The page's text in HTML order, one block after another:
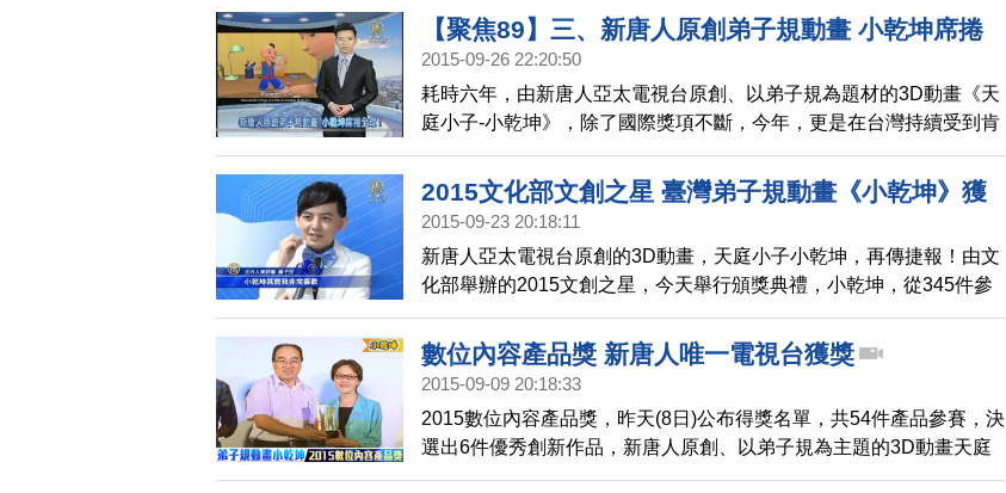
TV內部意外傳出消息，由於財務問題，將裁掉整個節目部，打算關掉
udn TV。儘管聯合報社長項國寧，向外界澄清，沒有要關掉udn TV，
業者獨大的現象，與惡劣的媒體發展環境。
【聚焦89】三、新唐人原創弟子規動畫 小乾坤席捲
全球！
2015-09-26 22:20:50
耗時六年，由新唐人亞太電視台原創、以弟子規為題材的3D動畫《天
庭小子-小乾坤》，除了國際獎項不斷，今年，更是在台灣持續受到肯
定，潛移默化的深刻內涵，連大朋友都感受到新唐人製作優質節目的
用心，接下來的新聞專題，帶您聚焦，全球得獎不斷的3D動畫《天庭
小子-小乾坤》。
2015文化部文創之星 臺灣弟子規動畫《小乾坤》獲
最佳人氣獎！
2015-09-23 20:18:11
新唐人亞太電視台原創的3D動畫，天庭小子小乾坤，再傳捷報！由文
化部舉辦的2015文創之星，今天舉行頒獎典禮，小乾坤，從345件參
賽作品中，脫穎而出，獲得最佳人氣獎。
數位內容產品獎 新唐人唯一電視台獲獎
2015-09-09 20:18:33
2015數位內容產品獎，昨天(8日)公布得獎名單，共54件產品參賽，決
選出6件優秀創新作品，新唐人原創、以弟子規為主題的3D動畫天庭
小子小乾坤，在其他遊戲產品公司中，是唯一獲獎的電視公司，這也